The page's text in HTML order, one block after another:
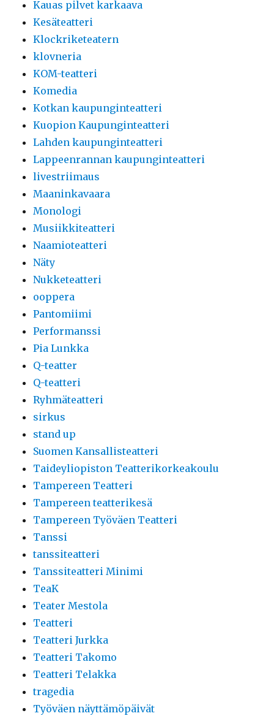
Kauas pilvet karkaava
Kesäteatteri
Klockriketeatern
klovneria
KOM-teatteri
Komedia
Kotkan kaupunginteatteri
Kuopion Kaupunginteatteri
Lahden kaupunginteatteri
Lappeenrannan kaupunginteatteri
livestriimaus
Maaninkavaara
Monologi
Musiikkiteatteri
Naamioteatteri
Näty
Nukketeatteri
ooppera
Pantomiimi
Performanssi
Pia Lunkka
Q-teatter
Q-teatteri
Ryhmäteatteri
sirkus
stand up
Suomen Kansallisteatteri
Taideyliopiston Teatterikorkeakoulu
Tampereen Teatteri
Tampereen teatterikesä
Tampereen Työväen Teatteri
Tanssi
tanssiteatteri
Tanssiteatteri Minimi
TeaK
Teater Mestola
Teatteri
Teatteri Jurkka
Teatteri Takomo
Teatteri Telakka
tragedia
Työväen näyttämöpäivät